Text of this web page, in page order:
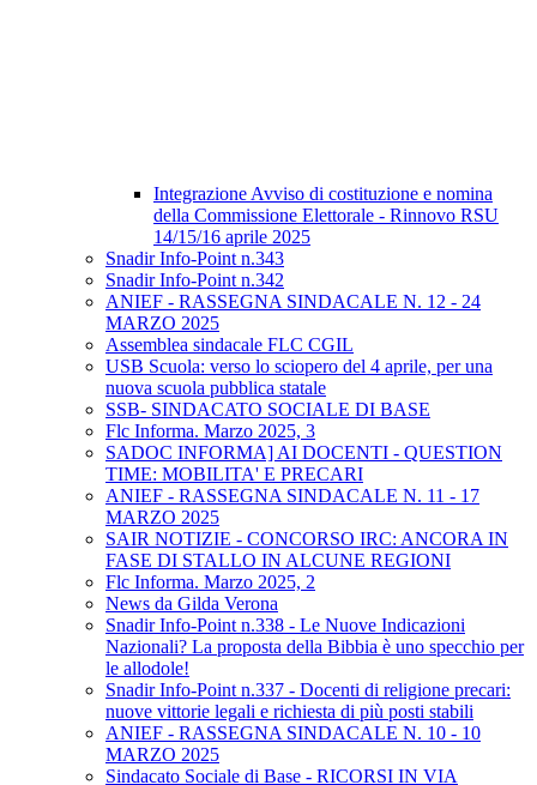
Integrazione Avviso di costituzione e nomina
della Commissione Elettorale - Rinnovo RSU
14/15/16 aprile 2025
Snadir Info-Point n.343
Snadir Info-Point n.342
ANIEF - RASSEGNA SINDACALE N. 12 - 24
MARZO 2025
Assemblea sindacale FLC CGIL
USB Scuola: verso lo sciopero del 4 aprile, per una
nuova scuola pubblica statale
SSB- SINDACATO SOCIALE DI BASE
Flc Informa. Marzo 2025, 3
SADOC INFORMA] AI DOCENTI - QUESTION
TIME: MOBILITA' E PRECARI
ANIEF - RASSEGNA SINDACALE N. 11 - 17
MARZO 2025
SAIR NOTIZIE - CONCORSO IRC: ANCORA IN
FASE DI STALLO IN ALCUNE REGIONI
Flc Informa. Marzo 2025, 2
News da Gilda Verona
Snadir Info-Point n.338 - Le Nuove Indicazioni
Nazionali? La proposta della Bibbia è uno specchio per
le allodole!
Snadir Info-Point n.337 - Docenti di religione precari:
nuove vittorie legali e richiesta di più posti stabili
ANIEF - RASSEGNA SINDACALE N. 10 - 10
MARZO 2025
Sindacato Sociale di Base - RICORSI IN VIA